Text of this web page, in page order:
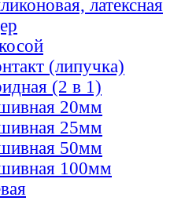
латексная
(липучка)
(2 в 1)
20мм
25мм
50мм
100мм